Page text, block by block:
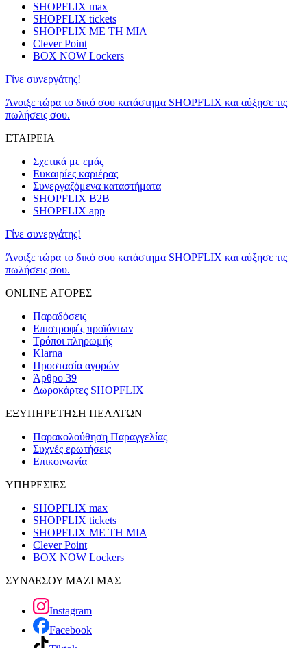
SHOPFLIX max
SHOPFLIX tickets
SHOPFLIX ΜΕ ΤΗ ΜΙΑ
Clever Point
BOX NOW Lockers
Γίνε συνεργάτης!
Άνοιξε τώρα το δικό σου κατάστημα SHOPFLIX και αύξησε τις
πωλήσεις σου.
ΕΤΑΙΡΕΙΑ
Σχετικά με εμάς
Ευκαιρίες καριέρας
Συνεργαζόμενα καταστήματα
SHOPFLIX B2B
SHOPFLIX app
Γίνε συνεργάτης!
Άνοιξε τώρα το δικό σου κατάστημα SHOPFLIX και αύξησε τις
πωλήσεις σου.
ONLINE ΑΓΟΡΕΣ
Παραδόσεις
Επιστροφές προϊόντων
Τρόποι πληρωμής
Klarna
Προστασία αγορών
Άρθρο 39
Δωροκάρτες SHOPFLIX
ΕΞΥΠΗΡΕΤΗΣΗ ΠΕΛΑΤΩΝ
Παρακολούθηση Παραγγελίας
Συχνές ερωτήσεις
Επικοινωνία
ΥΠΗΡΕΣΙΕΣ
SHOPFLIX max
SHOPFLIX tickets
SHOPFLIX ΜΕ ΤΗ ΜΙΑ
Clever Point
BOX NOW Lockers
ΣΥΝΔΕΣΟΥ ΜΑΖΙ ΜΑΣ
Instagram
Facebook